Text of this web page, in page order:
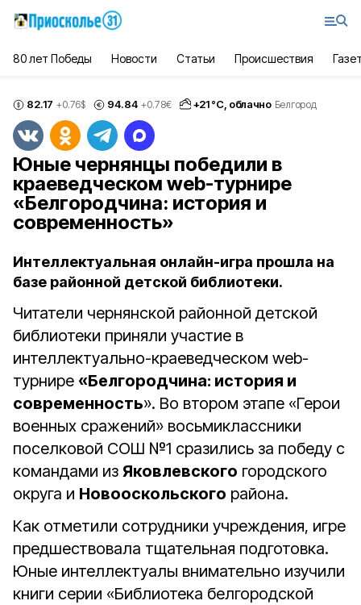
80 лет Победы Новости Статьи Происшествия
82.17 +0.76$ 94.84 +0.78€ +21°С, облачно Белгород
Юные чернянцы победили в
краеведческом web-турнире
«Белгородчина: история и
современность»
Интеллектуальная онлайн-игра прошла на
базе районной детской библиотеки.
Читатели чернянской районной детской
библиотеки приняли участие в
интеллектуально-краеведческом web-
турнире «Белгородчина: история и
современность». Во втором этапе «Герои
военных сражений» восьмиклассники
поселковой СОШ №1 сразились за победу с
командами из Яковлевского городского
округа и Новооскольского района.
Как отметили сотрудники учреждения, игре
предшествовала тщательная подготовка.
Юные интеллектуалы внимательно изучили
книги серии «Библиотека белгородской